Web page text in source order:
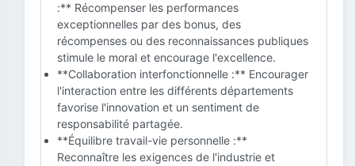
:** Récompenser les performances
exceptionnelles par des bonus, des
récompenses ou des reconnaissances publiques
stimule le moral et encourage l'excellence.
**Collaboration interfonctionnelle :** Encourager
l'interaction entre les différents départements
favorise l'innovation et un sentiment de
responsabilité partagée.
**Équilibre travail-vie personnelle :**
Reconnaître les exigences de l'industrie et